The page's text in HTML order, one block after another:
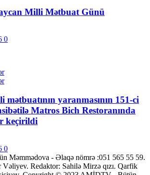
Milli Mətbuat Günü
0
mətbuatının yaranmasının 151-ci
Matros Bich Restoranında
keçirildi
0
Məmmədova - Əlaqə nömrə :051 565 55 59.
Vəliyev. Redaktor: Sahilə Mirzə qızı. Qarfik